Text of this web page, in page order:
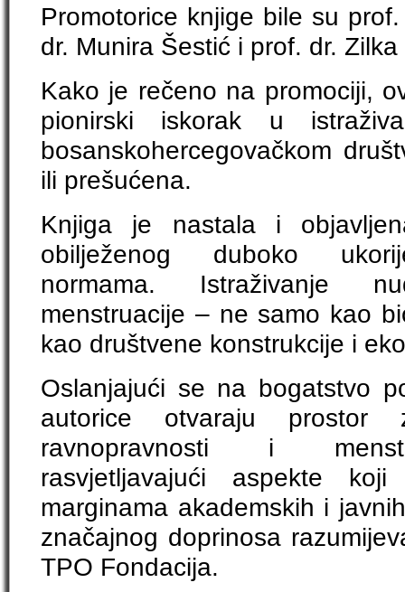
Promotorice knjige bile su
dr. Munira Šestić i prof. dr.
Kako je rečeno na promociji,
pionirski iskorak u
bosanskohercegovačkom
ili prešućena.
Knjiga je nastala i
obilježenog duboko
normama. Istraživanje
menstruacije – ne samo kao
kao društvene konstrukcije i
Oslanjajući se na bogatstvo
autorice otvaraju
ravnopravnosti i
rasvjetljavajući aspekte
marginama akademskih i
značajnog doprinosa
TPO Fondacija.